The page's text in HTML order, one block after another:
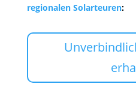
regionalen Solarteuren: